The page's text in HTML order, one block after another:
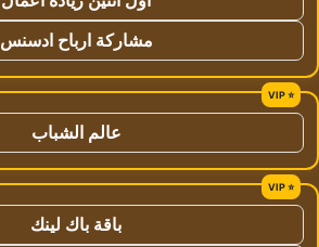
مشاركة ارباح ادسنس
عالم الشباب
باقة باك لينك